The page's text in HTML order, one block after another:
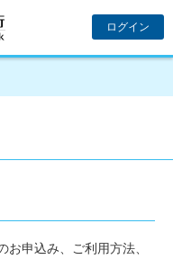
申込み、ご利用方法、